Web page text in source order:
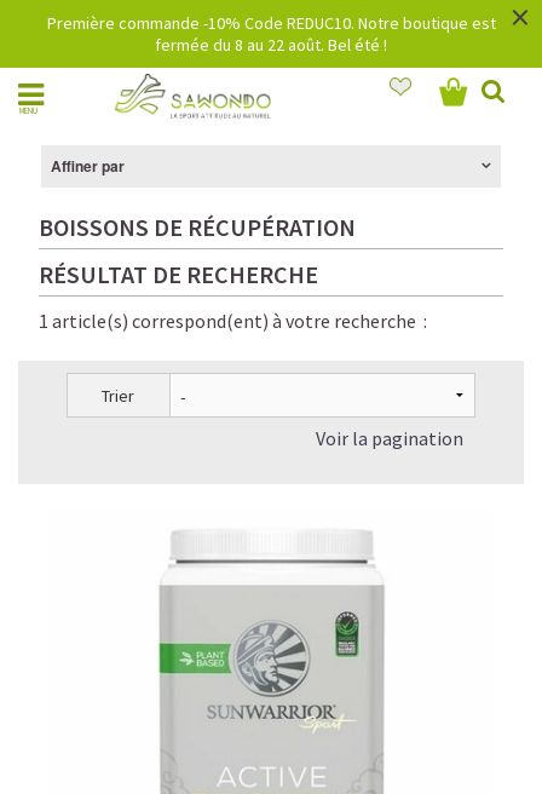
Première commande -10% Code REDUC10. Notre boutique est
fermée du 8 au 22 août. Bel été !
×
MENU
Affiner par
BOISSONS DE RÉCUPÉRATION
RÉSULTAT DE RECHERCHE
1 article(s) correspond(ent) à votre recherche :
Trier
Voir la pagination